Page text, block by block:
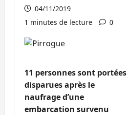
04/11/2019
1 minutes de lecture
0
11 personnes sont portées
disparues après le
naufrage d’une
embarcation survenu